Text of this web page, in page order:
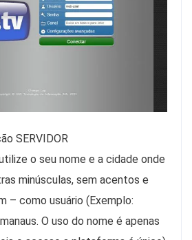
SERVIDOR
o seu nome e a cidade onde
minúsculas, sem acentos e
– como usuário (Exemplo:
O uso do nome é apenas